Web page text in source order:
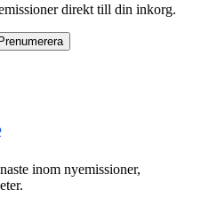
direkt till din inkorg.
inom nyemissioner,